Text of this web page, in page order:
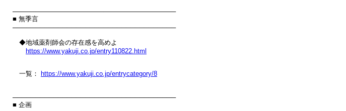
────────────────────────────────────
■ 無季言
────────────────────────────────────
◆地域薬剤師会の存在感を高めよ
https://www.yakuji.co.jp/entry110822.html
一覧： https://www.yakuji.co.jp/entrycategory/8
────────────────────────────────────
■ 企画